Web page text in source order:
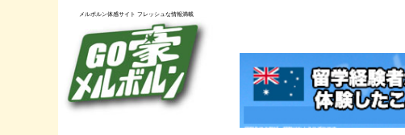
メルボルン体感サイト フレッシュな情報満載